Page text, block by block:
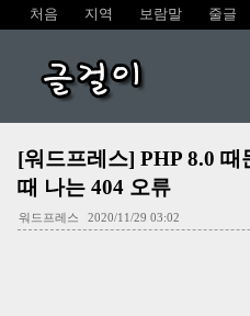
처음 지역 보람말 줄글
글걸이
[워드프레스] PHP 8.0 때
때 나는 404 오류
워드프레스 2020/11/29 03:02